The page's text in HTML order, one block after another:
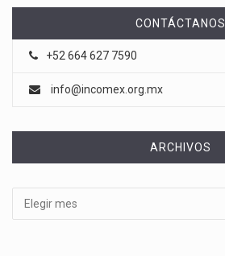
CONTÁCTANOS
+52 664 627 7590
info@incomex.org.mx
ARCHIVOS